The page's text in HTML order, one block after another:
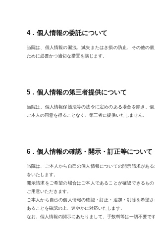
4．個人情報の委託について
当院は、個人情報の漏洩、滅失またはき損の防止、その他の
ために必要かつ適切な措置を講じます。
5．個人情報の第三者提供について
当院は、個人情報保護法等の法令に定めのある場合を除き、
ご本人の同意を得ることなく、第三者に提供いたしません。
6．個人情報の確認・開示・訂正等について
当院は、ご本人から自己の個人情報についての開示請求があ
をいたします。
開示請求をご希望の場合はご本人であることが確認できるも
ご用意いただきます。
ご本人から自己の個人情報の確認・訂正・追加・削除を希望
あることを確認の上、速やかに対応いたします。
なお、個人情報の開示にあたりまして、手数料等は一切不要です